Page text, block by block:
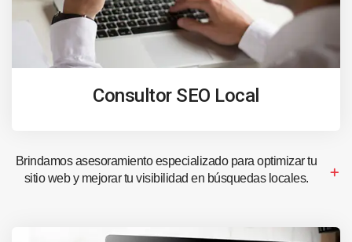
Consultor SEO Local
Brindamos asesoramiento especializado para optimizar tu
sitio web y mejorar tu visibilidad en búsquedas locales.